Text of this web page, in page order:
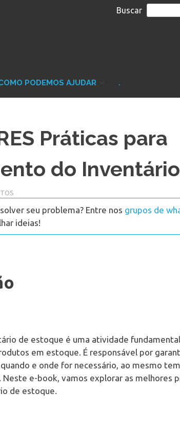
Buscar
PODEMOS AJUDAR .
Práticas para
do Inventário
seu problema? Entre nos grupos de
ideias!
de estoque é uma atividade
em estoque. É responsável por
e onde for necessário, ao mesmo
e-book, vamos explorar as melhores
de estoque.